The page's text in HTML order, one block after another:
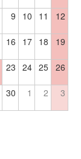
9 10 11 12
16 17 18 19
23 24 25 26
30 1 2 3